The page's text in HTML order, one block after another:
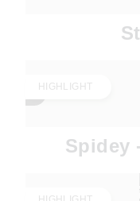
HIGHLIGHT
Spidey